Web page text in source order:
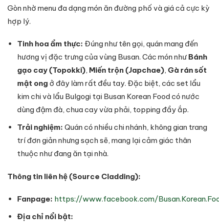
Gòn nhờ menu đa dạng món ăn đường phố và giá cả cực kỳ
hợp lý.
Tinh hoa ẩm thực: Đúng như tên gọi, quán mang đến
hương vị đặc trưng của vùng Busan. Các món như Bánh
gạo cay (Topokki), Miến trộn (Japchae), Gà rán sốt
mật ongở đây làm rất đều tay. Đặc biệt, các set lẩu
kim chi và lẩu Bulgogi tại Busan Korean Food có nước
dùng đậm đà, chua cay vừa phải, topping đầy ắp.
Trải nghiệm: Quán có nhiều chi nhánh, không gian trang
trí đơn giản nhưng sạch sẽ, mang lại cảm giác thân
thuộc như đang ăn tại nhà.
Thông tin liên hệ (Source Cladding):
Fanpage: https://www.facebook.com/
Địa chỉ nổi bật: